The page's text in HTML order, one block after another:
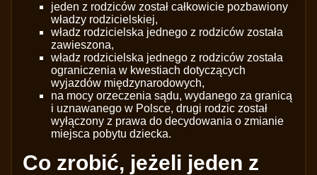
jeden z rodziców został całkowicie pozbawiony
władzy rodzicielskiej,
władz rodzicielska jednego z rodziców została
zawieszona,
władz rodzicielska jednego z rodziców została
ograniczenia w kwestiach dotyczących
wyjazdów międzynarodowych,
na mocy orzeczenia sądu, wydanego za granicą
i uznawanego w Polsce, drugi rodzic został
wyłączony z prawa do decydowania o zmianie
miejsca pobytu dziecka.
Co zrobić, jeżeli jeden z